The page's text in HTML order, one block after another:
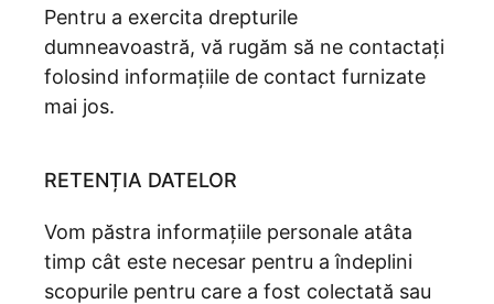
Pentru a exercita drepturile
dumneavoastră, vă rugăm să ne contactați
folosind informațiile de contact furnizate
mai jos.
RETENȚIA DATELOR
Vom păstra informațiile personale atâta
timp cât este necesar pentru a îndeplini
scopurile pentru care a fost colectată sau